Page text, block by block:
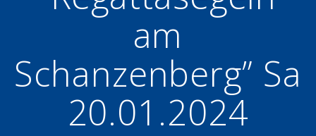
am
Schanzenberg” Sa
20.01.2024